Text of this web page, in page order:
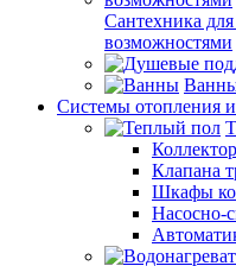
Сантехника
возможностями
Системы отопления
Клапана
Шкафы
Насосно-